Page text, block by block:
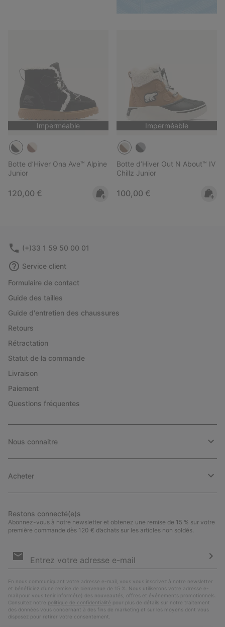
Imperméable
Botte d’Hiver Ona Ave™ Alpine
Junior
Regular price:
120,00 €
Imperméable
Botte d’Hiver Out N About™ IV
Chillz Junior
Regular price:
100,00 €
(+)33 1 59 50 00 01
Service client
Formulaire de contact
Guide des tailles
Guide d'entretien des chaussures
Retours
Rétractation
Statut de la commande
Livraison
Paiement
Questions fréquentes
Nous connaitre
Acheter
Restons connecté(e)s
Abonnez-vous à notre newsletter et obtenez une remise de 15 % sur votre
première commande dès 120 € d’achats sur les articles non soldés.
par
En nous communiquant votre adresse e-mail, vous vous inscrivez à notre newsletter
et bénéficiez d’une remise de bienvenue de 15 %. Nous utiliserons votre adresse e-
mail pour vous tenir informé(e) des nouveautés, offres et événements promotionnels.
Consultez notre politique de confidentialité pour plus de détails sur notre traitement
des données vous concernant à des fins de marketing et sur les moyens dont vous
disposez pour retirer votre consentement.